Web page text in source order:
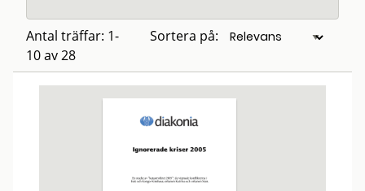
Antal träffar: 1-
10 av 28
Sortera på: